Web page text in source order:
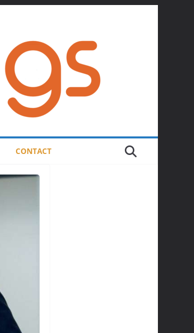
CONTACT